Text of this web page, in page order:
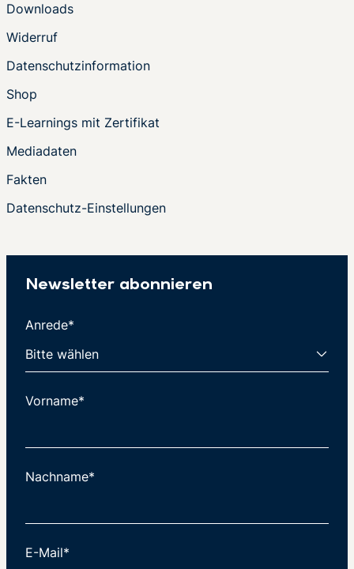
Downloads
Widerruf
Datenschutzinformation
Shop
E-Learnings mit Zertifikat
Mediadaten
Fakten
Datenschutz-Einstellungen
Newsletter abonnieren
Anrede*
Vorname*
Nachname*
E-Mail*